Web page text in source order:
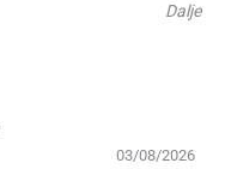
Dalje
03/08/2026